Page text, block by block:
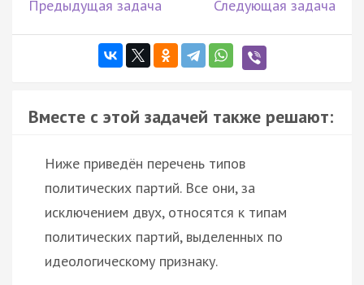
Предыдущая задача Следующая задача
Вместе с этой задачей также решают:
Ниже приведён перечень типов
политических партий. Все они, за
исключением двух, относятся к типам
политических партий, выделенных по
идеологическому признаку.